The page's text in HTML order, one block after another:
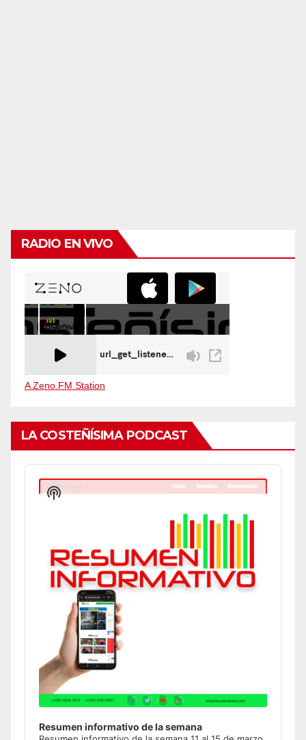
RADIO EN VIVO
A Zeno.FM Station
LA COSTEÑÍSIMA PODCAST
Audio
Player
Resumen informativo de la semana
Show